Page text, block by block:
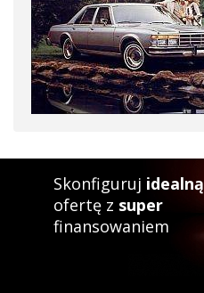
Skonfiguruj idealną
ofertę z super
finansowaniem